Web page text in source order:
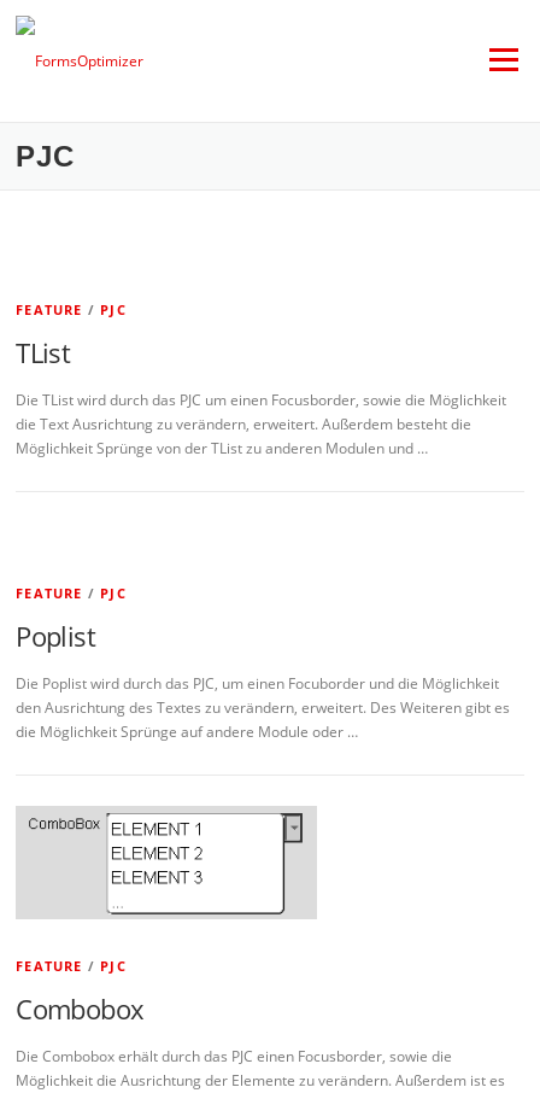
Inhalt
springen
Menü
PJC
FEATURE / PJC
TList
Die TList wird durch das PJC um einen Focusborder, sowie die Möglichkeit
die Text Ausrichtung zu verändern, erweitert. Außerdem besteht die
Möglichkeit Sprünge von der TList zu anderen Modulen und …
FEATURE / PJC
Poplist
Die Poplist wird durch das PJC, um einen Focuborder und die Möglichkeit
den Ausrichtung des Textes zu verändern, erweitert. Des Weiteren gibt es
die Möglichkeit Sprünge auf andere Module oder …
FEATURE / PJC
Combobox
Die Combobox erhält durch das PJC einen Focusborder, sowie die
Möglichkeit die Ausrichtung der Elemente zu verändern. Außerdem ist es